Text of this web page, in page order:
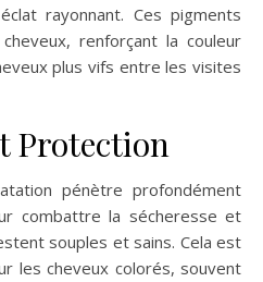
rayonnant. Ces pigments
renforçant la couleur
plus vifs entre les visites
Protection
pénètre profondément
combattre la sécheresse et
souples et sains. Cela est
les cheveux colorés, souvent